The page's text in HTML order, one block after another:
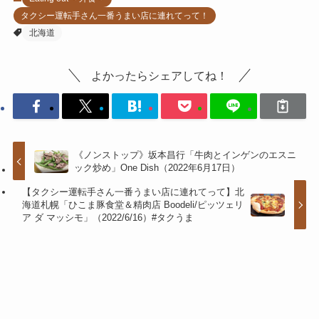
タクシー運転手さん一番うまい店に連れてって！
北海道
よかったらシェアしてね！
《ノンストップ》坂本昌行「牛肉とインゲンのエスニ
ック炒め」One Dish（2022年6月17日）
【タクシー運転手さん一番うまい店に連れてって】北
海道札幌「ひこま豚食堂＆精肉店 Boodeli/ピッツェリ
ア ダ マッシモ」（2022/6/16）#タクうま